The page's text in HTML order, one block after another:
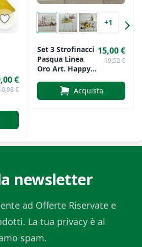
€
€
+1
Set 3 Strofinacci
Pasqua Linea
Oro Art. Happy
15,00 €
19,52 €
Acquista
newsletter
ad Offerte Riservate e
La tua privacy è al
spam.